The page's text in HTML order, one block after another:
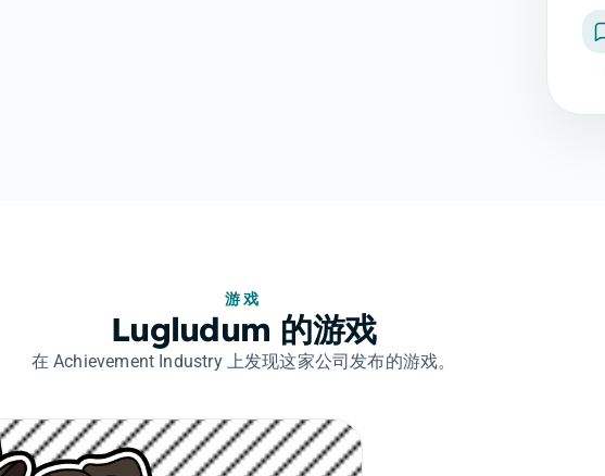
游戏
Lugludum 的游戏
在 Achievement Industry 上发现这家公司发布的游戏。